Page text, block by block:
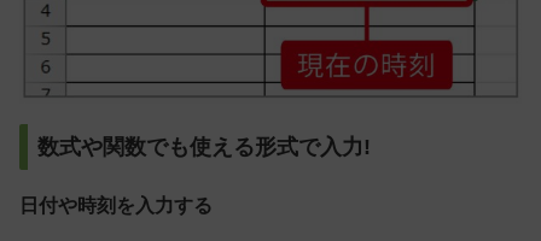
数式や関数でも使える形式で入力!
日付や時刻を入力する